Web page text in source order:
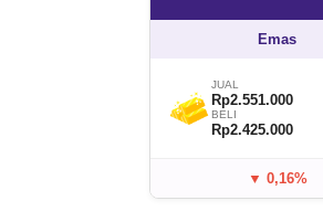
Emas
JUAL
Rp2.551.000
BELI
Rp2.425.000
▼ 0,16%